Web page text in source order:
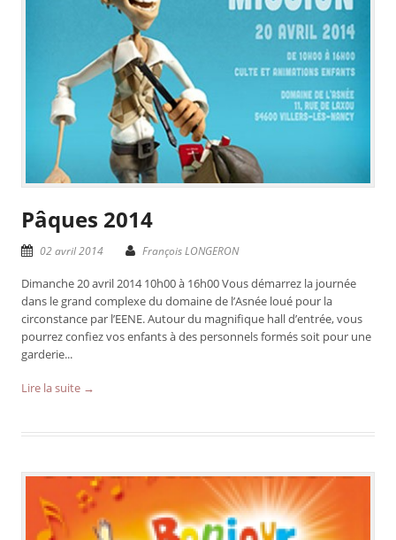
Pâques 2014
02 avril 2014 François LONGERON
Dimanche 20 avril 2014 10h00 à 16h00 Vous démarrez la journée
dans le grand complexe du domaine de l’Asnée loué pour la
circonstance par l’EENE. Autour du magnifique hall d’entrée, vous
pourrez confiez vos enfants à des personnels formés soit pour une
garderie...
Lire la suite →